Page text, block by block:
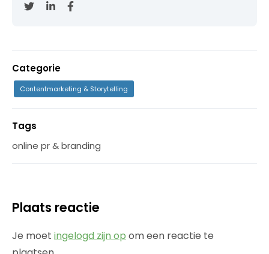
Categorie
Contentmarketing & Storytelling
Tags
online pr & branding
Plaats reactie
Je moet ingelogd zijn op om een reactie te